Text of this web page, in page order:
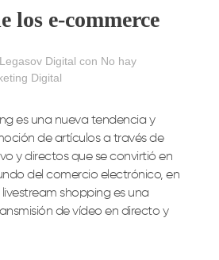
los e-commerce
Legasov Digital con No hay
Digital
es una nueva tendencia y
de artículos a través de
y directos que se convirtió en
del comercio electrónico, en
shopping es una
de vídeo en directo y